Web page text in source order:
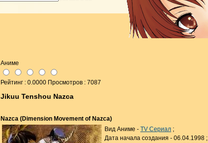
Аниме
Рейтинг : 0.0000 Просмотров : 7087
Jikuu Tenshou Nazca
Nazca (Dimension Movement of Nazca)
Вид Аниме - TV Сериал ;
Дата начала создания - 06.04.1998 ;